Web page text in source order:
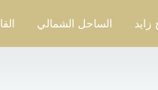
الساحل الشمالي